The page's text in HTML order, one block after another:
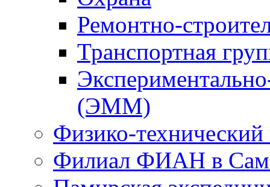
Ремонтно-
Транспортная
(ЭММ)
Физико-
Филиал ФИАН в